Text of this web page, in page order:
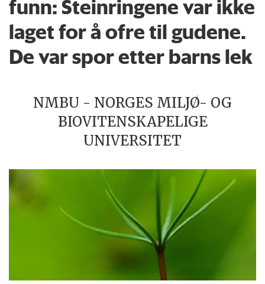
funn: Steinringene var ikke
laget for å ofre til gudene.
De var spor etter barns lek
NMBU - NORGES MILJØ- OG
BIOVITENSKAPELIGE
UNIVERSITET